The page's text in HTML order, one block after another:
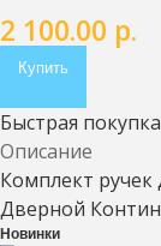
2 100.00 р.
Купить
Быстрая покупка
Описание
Комплект ручек
Дверной
Новинки